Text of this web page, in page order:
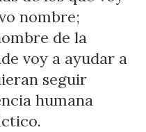
nombre;
de la
voy a ayudar a
seguir
humana